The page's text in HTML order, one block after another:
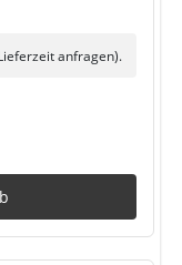
anfragen).